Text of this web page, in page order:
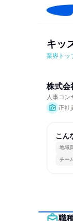
キッ
業界トッ
株式会
人事コン
正社
こん
地域
チー
職